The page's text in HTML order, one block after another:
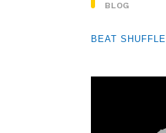
BLOG
BEAT SHUFFLE